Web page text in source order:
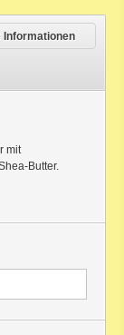
Informationen
mit
Butter.